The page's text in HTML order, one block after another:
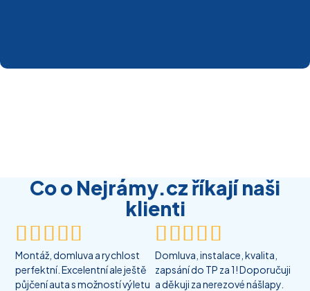
Co o Nejrámy.cz říkají naši
klienti

Montáž, domluva a rychlost
perfektní. Excelentní ale ještě
půjčení auta s možností výletu

Domluva, instalace, kvalita,
zapsání do TP za 1! Doporučuji
a děkuji za nerezové nášlapy.